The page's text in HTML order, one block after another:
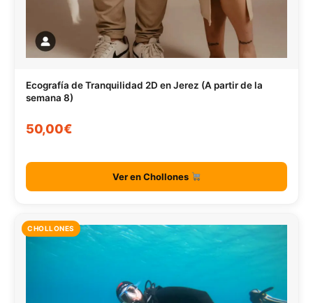
Ecografía de Tranquilidad 2D en Jerez (A partir de la
semana 8)
50,00€
Ver en Chollones
CHOLLONES